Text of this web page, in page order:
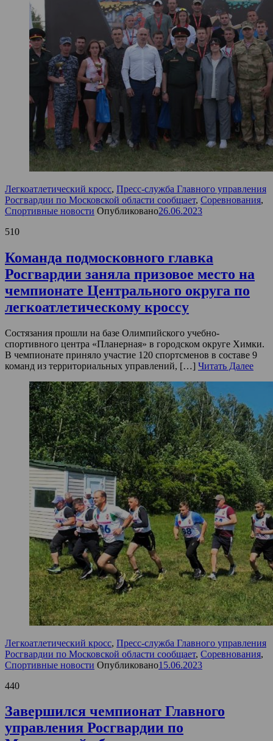
Легкоатлетический кросс, Пресс-служба Главного управления
Росгвардии по Московской области сообщает, Соревнования,
Спортивные новости Опубликовано26.06.2023
510
Команда подмосковного главка
Росгвардии заняла призовое место на
чемпионате Центрального округа по
легкоатлетическому кроссу
Состязания прошли на базе Олимпийского учебно-
спортивного центра «Планерная» в городском округе Химки.
В чемпионате приняло участие 120 спортсменов в составе 9
команд из территориальных управлений, […] Читать Далее
Легкоатлетический кросс, Пресс-служба Главного управления
Росгвардии по Московской области сообщает, Соревнования,
Спортивные новости Опубликовано15.06.2023
440
Завершился чемпионат Главного
управления Росгвардии по